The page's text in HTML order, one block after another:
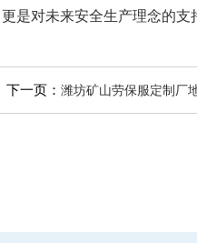
是对未来安全生产理念的支
下一页： 潍坊矿山劳保服定制厂